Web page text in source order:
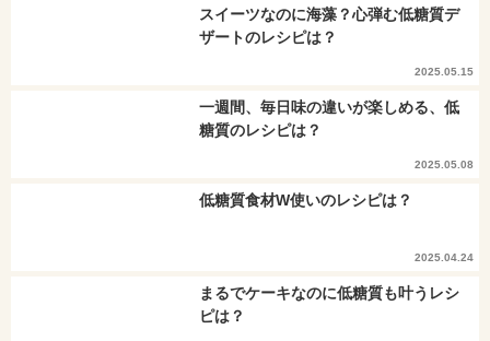
スイーツなのに海藻？心弾む低糖質デ
ザートのレシピは？
2025.05.15
一週間、毎日味の違いが楽しめる、低
糖質のレシピは？
2025.05.08
低糖質食材W使いのレシピは？
2025.04.24
まるでケーキなのに低糖質も叶うレシ
ピは？